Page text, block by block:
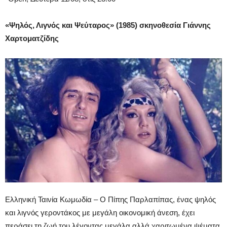
«Ψηλός, Λιγνός και Ψεύταρος» (1985) σκηνοθεσία Γιάννης
Χαρτοματζίδης
Ελληνική Ταινία Κωμωδία – Ο Πίπης Παρλαπίπας, ένας ψηλός
και λιγνός γεροντάκος με μεγάλη οικονομική άνεση, έχει